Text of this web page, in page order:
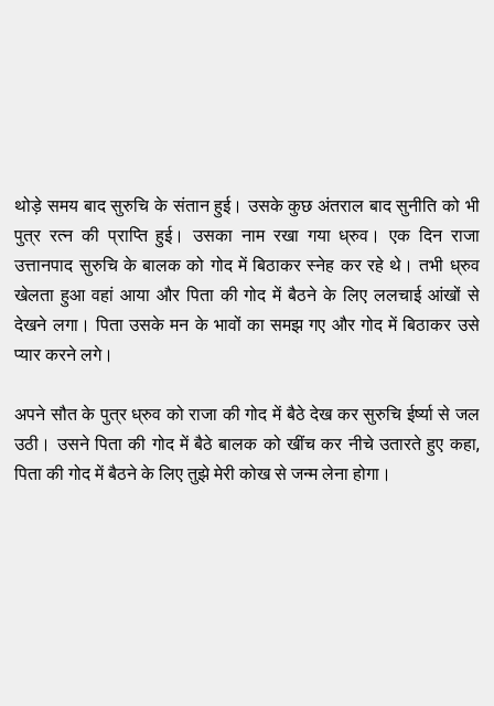
थोड़े समय बाद सुरुचि के संतान हुई। उसके कुछ अंतराल बाद सुनीति को भी
पुत्र रत्न की प्राप्ति हुई। उसका नाम रखा गया ध्रुव। एक दिन राजा
उत्तानपाद सुरुचि के बालक को गोद में बिठाकर स्नेह कर रहे थे। तभी ध्रुव
खेलता हुआ वहां आया और पिता की गोद में बैठने के लिए ललचाई आंखों से
देखने लगा। पिता उसके मन के भावों का समझ गए और गोद में बिठाकर उसे
प्यार करने लगे।
अपने सौत के पुत्र ध्रुव को राजा की गोद में बैठे देख कर सुरुचि ईर्ष्या से जल
उठी। उसने पिता की गोद में बैठे बालक को खींच कर नीचे उतारते हुए कहा,
पिता की गोद में बैठने के लिए तुझे मेरी कोख से जन्म लेना होगा।